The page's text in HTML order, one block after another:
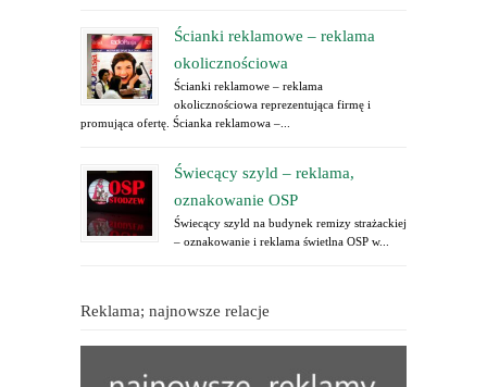
Ścianki reklamowe – reklama
okolicznościowa
Ścianki reklamowe – reklama
okolicznościowa reprezentująca firmę i
promująca ofertę. Ścianka reklamowa –...
Świecący szyld – reklama,
oznakowanie OSP
Świecący szyld na budynek remizy strażackiej
– oznakowanie i reklama świetlna OSP w...
Reklama; najnowsze relacje